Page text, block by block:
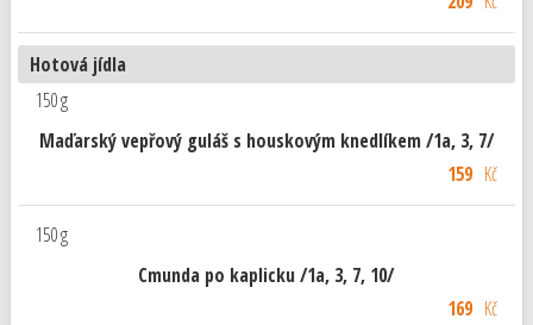
Hotová jídla
150 g
Maďarský vepřový guláš s houskovým knedlíkem /1a, 3, 7/
159Kč
150 g
Cmunda po kaplicku /1a, 3, 7, 10/
169Kč